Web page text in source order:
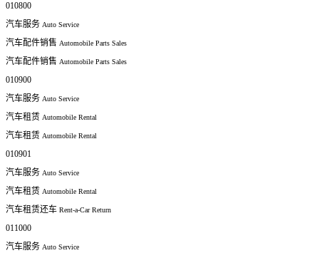
010800
汽车服务 Auto Service
汽车配件销售 Automobile Parts Sales
汽车配件销售 Automobile Parts Sales
010900
汽车服务 Auto Service
汽车租赁 Automobile Rental
汽车租赁 Automobile Rental
010901
汽车服务 Auto Service
汽车租赁 Automobile Rental
汽车租赁还车 Rent-a-Car Return
011000
汽车服务 Auto Service